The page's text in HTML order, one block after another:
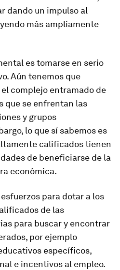
dando un impulso al
más ampliamente
es tomarse en serio
. Aún tenemos que
complejo entramado de
que se enfrentan las
y grupos
lo que sí sabemos es
calificados tienen
de beneficiarse de la
económica.
para dotar a los
de las
para buscar y encontrar
por ejemplo
específicos,
e incentivos al empleo.